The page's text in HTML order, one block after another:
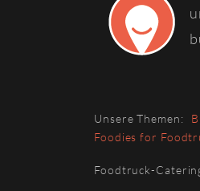
Unsere Themen:
Foodies for
Foodtruck-